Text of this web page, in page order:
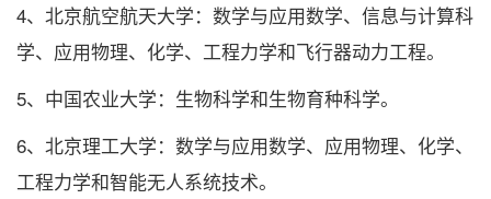
4、北京航空航天大学：数学与应用数学、信息与计算科
学、应用物理、化学、工程力学和飞行器动力工程。
5、中国农业大学：生物科学和生物育种科学。
6、北京理工大学：数学与应用数学、应用物理、化学、
工程力学和智能无人系统技术。